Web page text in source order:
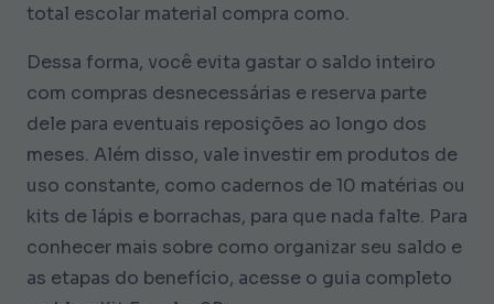
total escolar material compra como.
Dessa forma, você evita gastar o saldo inteiro
com compras desnecessárias e reserva parte
dele para eventuais reposições ao longo dos
meses. Além disso, vale investir em produtos de
uso constante, como cadernos de 10 matérias ou
kits de lápis e borrachas, para que nada falte. Para
conhecer mais sobre como organizar seu saldo e
as etapas do benefício, acesse o guia completo